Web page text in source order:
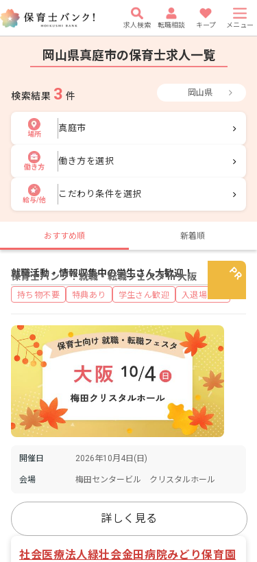
求人検索 転職相談 キープ メニュー
岡山県真庭市の保育士求人一覧
検索結果 3 件 岡山県
場所
真庭市
働き方
働き方を選択
給与/他
こだわり条件を選択
おすすめ順 新着順
保育士バンク！就職・転職フェスタ in 大阪
就職活動・情報収集中の学生さん大歓迎！
持ち物不要 特典あり 学生さん歓迎 入退場自由
開催日 2026年10月4日(日)
会場 梅田センタービル クリスタルホール
詳しく見る
社会医療法人緑壮会金田病院みどり保育園